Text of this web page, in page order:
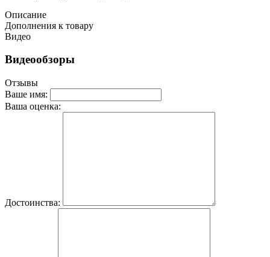
Описание
Дополнения к товару
Видео
Видеообзоры
Отзывы
Ваше имя:
Ваша оценка:
Достоинства: